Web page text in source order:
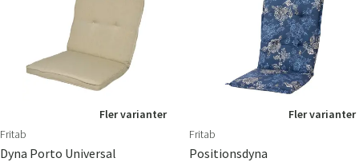
Fler varianter
Fritab
Dyna Porto Universal
Fler varianter
Fritab
Positionsdyna